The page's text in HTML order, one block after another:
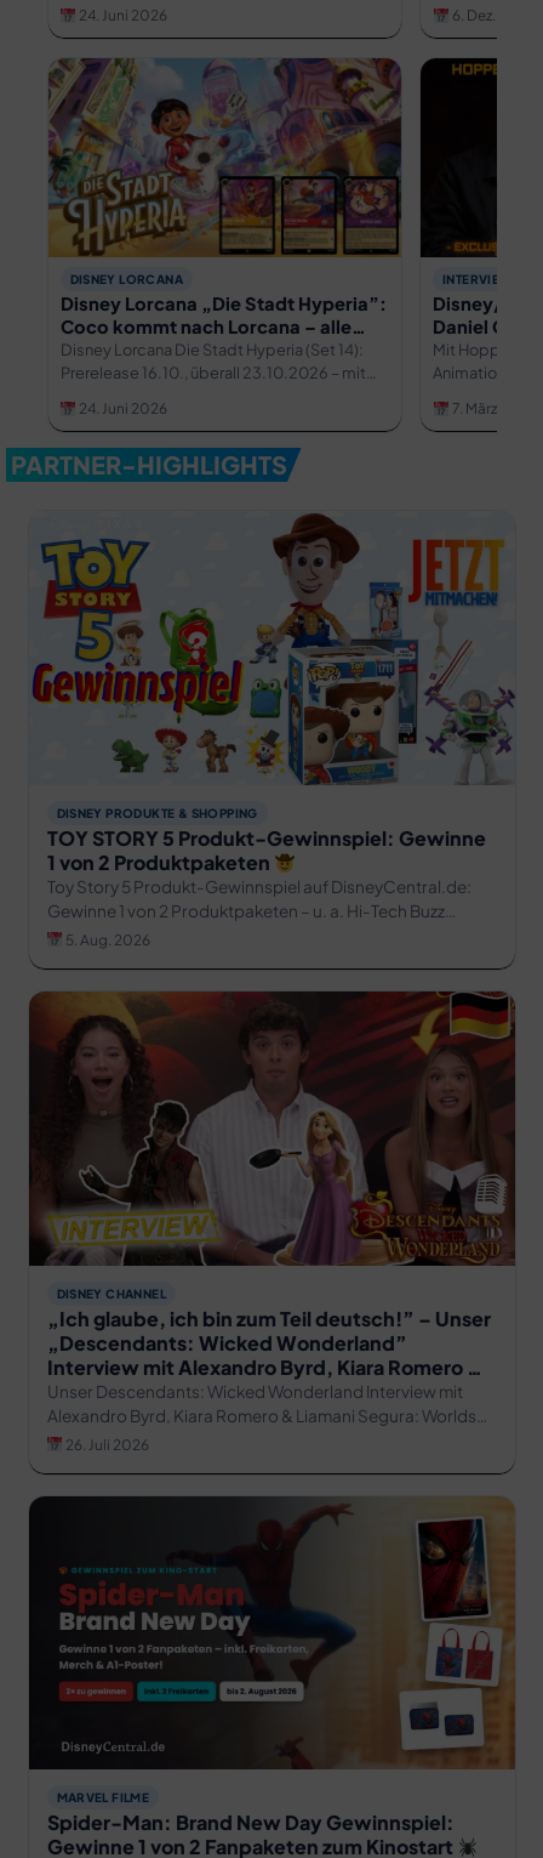
Hades, Käpt'n Hook & angedeutet
Ursula, Königin und Dschafar.
24. Juni 2026
DISNEY LORCANA
Disney Lorcana „Die Stadt Hyperia”:
Coco kommt nach Lorcana – alle
Infos zu Set 14
Disney Lorcana Die Stadt Hyperia (Set 14):
Prerelease 16.10., überall 23.10.2026 – mit
Boxen.
24. Juni 2026
Disney
6. Dez. 2024
INTERVIEWS
Disney/
Daniel
Interview
und
Mit Hoppers
miteinander
besondere
mit We Bare
persönlichen
Geschichten,
7. März 2026
PARTNER-HIGHLIGHTS
DISNEY PRODUKTE & SHOPPING
TOY STORY 5 Produkt-Gewinnspiel: Gewinne
1 von 2 Produktpaketen
Toy Story 5 Produkt-Gewinnspiel auf DisneyCentral.de:
Gewinne 1 von 2 Produktpaketen – u. a. Hi-Tech Buzz
Lightyear, Woody-Plüsch & Funko POP! Bis 16. August
5. Aug. 2026
DISNEY CHANNEL
„Ich glaube, ich bin zum Teil deutsch!” – Unser
„Descendants: Wicked Wonderland”
Interview mit Alexandro Byrd, Kiara Romero &
Liamani Segura
Unser Descendants: Wicked Wonderland Interview mit
Alexandro Byrd, Kiara Romero & Liamani Segura: Worlds
Collide Tour, Rapunzel-Wunsch & deutsche Wurzeln!
26. Juli 2026
MARVEL FILME
Spider-Man: Brand New Day Gewinnspiel:
Gewinne 1 von 2 Fanpaketen zum Kinostart